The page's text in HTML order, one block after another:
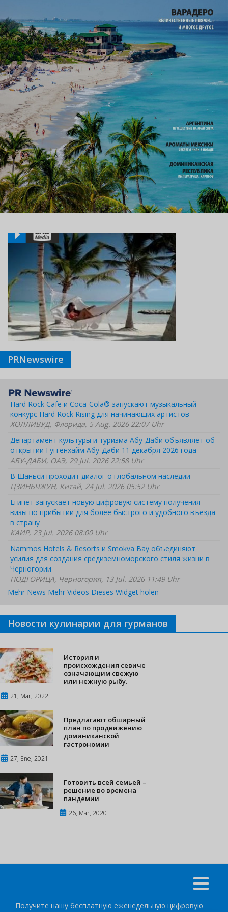
PRNewswire
Hard Rock Cafe и Coca-Cola® запускают музыкальный
конкурс Hard Rock Rising для начинающих артистов
ХОЛЛИВУД, Флорида, 5 Aug. 2026 22:07 Uhr
Департамент культуры и туризма Абу-Даби объявляет об
открытии Гуггенхайм Абу-Даби 11 декабря 2026 года
АБУ-ДАБИ, ОАЭ, 29 Jul. 2026 22:58 Uhr
В Шаньси проходит диалог о глобальном наследии
ЦЗИНЬЧЖУН, Китай, 24 Jul. 2026 05:52 Uhr
Египет запускает новую цифровую систему получения
визы по прибытии для более быстрого и удобного въезда
в страну
КАИР, 23 Jul. 2026 08:00 Uhr
Nammos Hotels & Resorts и Smokva Bay объединяют
усилия для создания средиземноморского стиля жизни в
Черногории
ПОДГОРИЦА, Черногория, 13 Jul. 2026 11:49 Uhr
Mehr News Mehr Videos Dieses Widget holen
Новости кулинарии для гурманов
История и
происхождения севиче
означающим свежую
или нежную рыбу.
21, Mar, 2022
Предлагают обширный
план по продвижению
доминиканской
гастрономии
27, Ene, 2021
Готовить всей семьей –
решение во времена
пандемии
26, Mar, 2020
Получите нашу бесплатную еженедельную цифровую